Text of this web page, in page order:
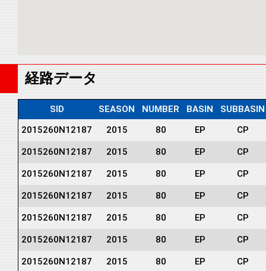
経路データ
SID SEASON NUMBER BASIN
SUBBASIN
2015260N12187
2015 80 EP CP
2015260N12187 2015 80 EP CP
2015260N12187 2015 80 EP CP
2015260N12187 2015 80 EP CP
2015260N12187 2015 80 EP CP
2015260N12187 2015 80 EP CP
2015260N12187 2015 80 EP CP